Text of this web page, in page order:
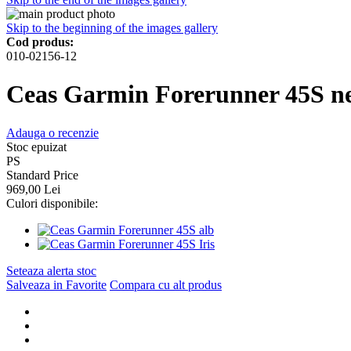
Skip to the beginning of the images gallery
Cod produs:
010-02156-12
Ceas Garmin Forerunner 45S
Adauga o recenzie
Stoc epuizat
PS
Standard Price
969,00 Lei
Culori disponibile:
Seteaza alerta stoc
Salveaza in Favorite Compara cu alt produs